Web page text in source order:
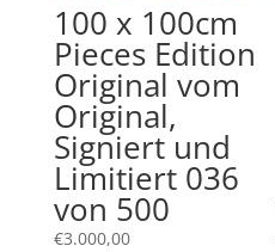
100 x 100cm
Pieces Edition
Original vom
Original,
Signiert und
Limitiert 036
von 500
€3.000,00